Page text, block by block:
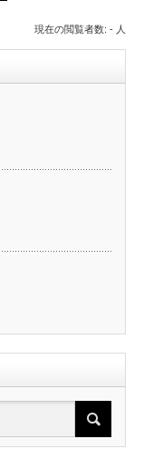
現在の閲覧者数: - 人